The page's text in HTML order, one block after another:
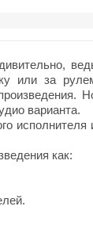
или за
варианта.
исполнителя
как: